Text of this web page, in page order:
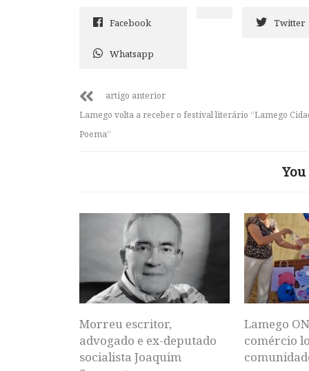
Facebook Twitter
Whatsapp
artigo anterior
Lamego volta a receber o festival literário “Lamego
Poema”
Morreu escritor,
advogado e ex-deputado
socialista Joaquim
Lamego
comércio